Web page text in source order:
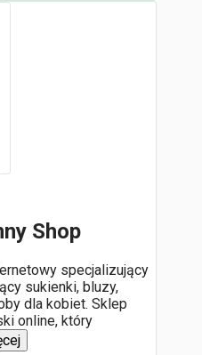
Shop
specjalizujący
sukienki, bluzy,
dla kobiet. Sklep
online, który